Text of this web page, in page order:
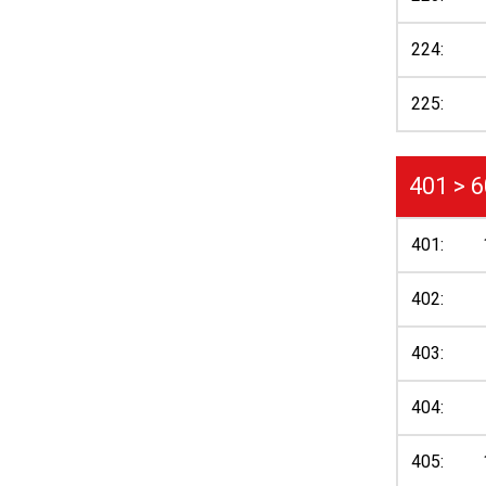
224:
225:
401 >
401:
402:
403:
404:
405: